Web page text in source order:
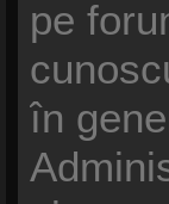
pe
în